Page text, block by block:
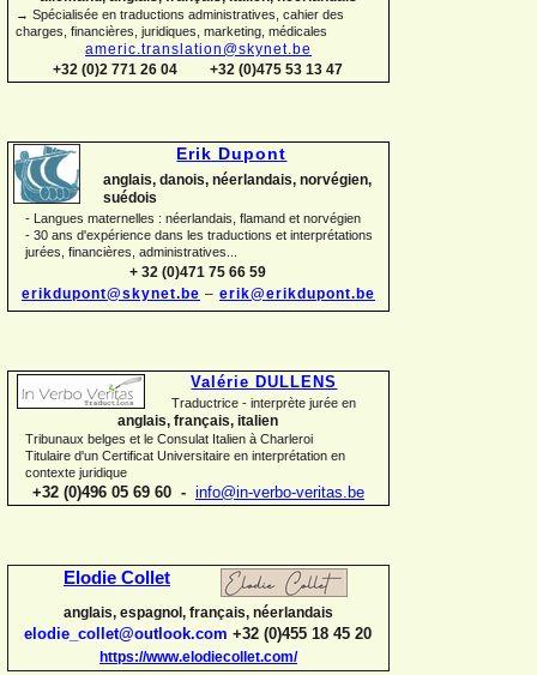
→ Spécialisée en traductions administratives, cahier des
charges, financières, juridiques, marketing, médicales
americ.translation@skynet.be
+32 (0)2 771 26 04
+32 (0)475 53 13 47
Erik Dupont
anglais, danois, néerlandais, norvégien,
suédois
- Langues maternelles : néerlandais, flamand et norvégien
- 30 ans d'expérience dans les traductions et interprétations
jurées, financières, administratives...
+ 32 (0)471 75 66 59
erikdupont@skynet.be – erik@erikdupont.be
Valérie DULLENS
Traductrice - interprète jurée en
anglais, français, italien
Tribunaux belges et le Consulat Italien à Charleroi
Titulaire d'un Certificat Universitaire en interprétation en
contexte juridique
+32 (0)496 05 69 60 - info@in-verbo-veritas.be
Elodie Collet
anglais, espagnol, français, néerlandais
elodie_collet@outlook.com +32 (0)455 18 45 20
https://www.elodiecollet.com/